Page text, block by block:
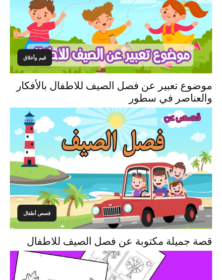
قيم وأخلاق
موضوع تعبير عن فصل الصيف للاطفال بالأفكار
والعناصر في سطور
قصص أطفال
قصة جميلة مكتوبة عن فصل الصيف للاطفال